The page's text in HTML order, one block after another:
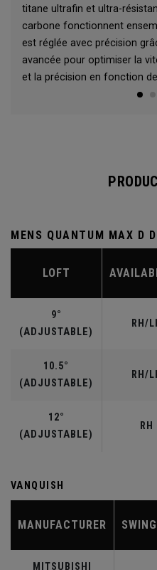
titane ultrafin et ultra-
carbone fonctionnent
est réglée avec précision
avancée pour optimiser la
et la précision en fonction
MENS QUANTUM MAX D
LOFT
9°
(ADJUSTABLE)
RH/
10.5°
(ADJUSTABLE)
RH/
12°
(ADJUSTABLE)
RH
VANQUISH
MANUFACTURER
MITSUBISHI